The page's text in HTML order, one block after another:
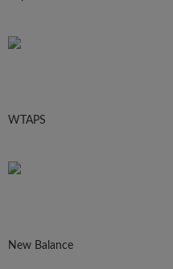
WTAPS
New Balance